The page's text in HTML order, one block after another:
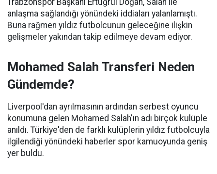
anlaşma sağlandığı yönündeki iddiaları yalanlamıştı.
Buna rağmen yıldız futbolcunun geleceğine ilişkin
gelişmeler yakından takip edilmeye devam ediyor.
Mohamed Salah Transferi Neden
Gündemde?
Liverpool'dan ayrılmasının ardından serbest oyuncu
konumuna gelen Mohamed Salah'ın adı birçok kulüple
anıldı. Türkiye'den de farklı kulüplerin yıldız futbolcuyla
ilgilendiği yönündeki haberler spor kamuoyunda geniş
yer buldu.